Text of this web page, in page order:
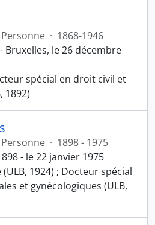
Personne · 1868-1946
Bruxelles, le 26 décembre
spécial en droit civil et
1892)
Personne · 1898 - 1975
- le 22 janvier 1975
1924) ; Docteur spécial
et gynécologiques (ULB,